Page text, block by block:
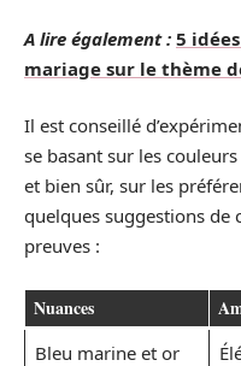
A lire également : 5
mariage sur le thème
Il est conseillé
se basant sur les
et bien sûr, sur les
quelques suggestions
preuves :
Nuances
Bleu marine et or